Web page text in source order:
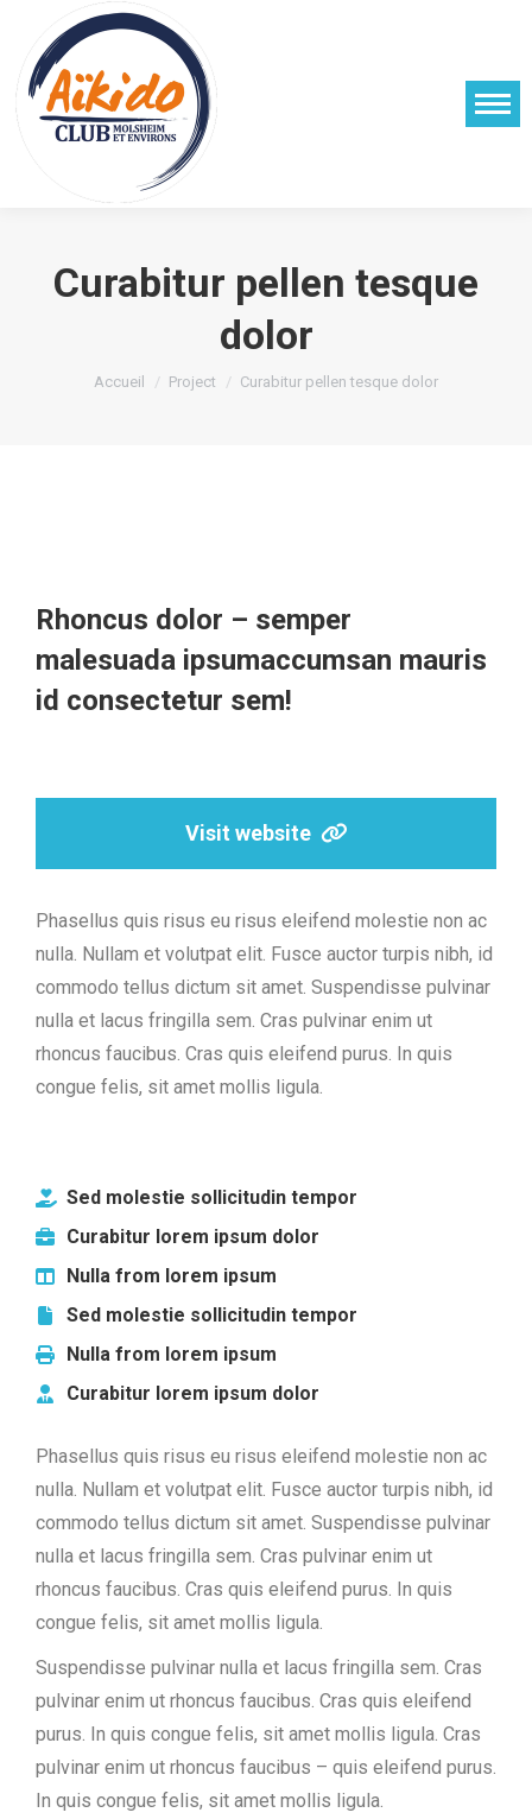
Curabitur pellen tesque
dolor
Vous êtes ici :
Accueil Project Curabitur pellen tesque dolor
Rhoncus dolor – semper
malesuada ipsumaccumsan mauris
id consectetur sem!
Visit website
Phasellus quis risus eu risus eleifend molestie non ac
nulla. Nullam et volutpat elit. Fusce auctor turpis nibh, id
commodo tellus dictum sit amet. Suspendisse pulvinar
nulla et lacus fringilla sem. Cras pulvinar enim ut
rhoncus faucibus. Cras quis eleifend purus. In quis
congue felis, sit amet mollis ligula.
Sed molestie sollicitudin tempor
Curabitur lorem ipsum dolor
Nulla from lorem ipsum
Sed molestie sollicitudin tempor
Nulla from lorem ipsum
Curabitur lorem ipsum dolor
Phasellus quis risus eu risus eleifend molestie non ac
nulla. Nullam et volutpat elit. Fusce auctor turpis nibh, id
commodo tellus dictum sit amet. Suspendisse pulvinar
nulla et lacus fringilla sem. Cras pulvinar enim ut
rhoncus faucibus. Cras quis eleifend purus. In quis
congue felis, sit amet mollis ligula.
Suspendisse pulvinar nulla et lacus fringilla sem. Cras
pulvinar enim ut rhoncus faucibus. Cras quis eleifend
purus. In quis congue felis, sit amet mollis ligula. Cras
pulvinar enim ut rhoncus faucibus – quis eleifend purus.
In quis congue felis, sit amet mollis ligula.